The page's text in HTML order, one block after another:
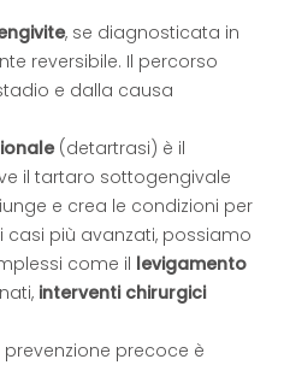
, se diagnosticata in
reversibile. Il percorso
e dalla causa
(detartrasi) è il
il tartaro sottogengivale
e crea le condizioni per
casi più avanzati, possiamo
come il levigamento
interventi chirurgici
precoce è